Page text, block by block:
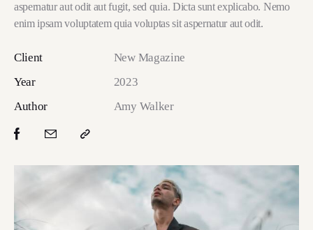
aspernatur aut odit aut fugit, sed quia. Dicta sunt explicabo. Nemo
enim ipsam voluptatem quia voluptas sit aspernatur aut odit.
Client
New Magazine
Year
2023
Author
Amy Walker